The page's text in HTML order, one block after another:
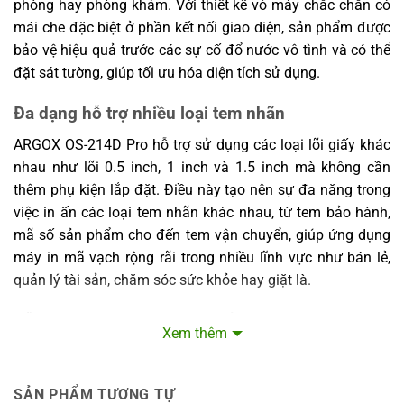
phòng hay phòng khám. Với thiết kế vỏ máy chắc chắn có
mái che đặc biệt ở phần kết nối giao diện, sản phẩm được
bảo vệ hiệu quả trước các sự cố đổ nước vô tình và có thể
đặt sát tường, giúp tối ưu hóa diện tích sử dụng.
Đa dạng hỗ trợ nhiều loại tem nhãn
ARGOX OS-214D Pro hỗ trợ sử dụng các loại lõi giấy khác
nhau như lõi 0.5 inch, 1 inch và 1.5 inch mà không cần
thêm phụ kiện lắp đặt. Điều này tạo nên sự đa năng trong
việc in ấn các loại tem nhãn khác nhau, từ tem bảo hành,
mã số sản phẩm cho đến tem vận chuyển, giúp ứng dụng
máy in mã vạch rộng rãi trong nhiều lĩnh vực như bán lẻ,
quản lý tài sản, chăm sóc sức khỏe hay giặt là.
gian lắp đặt và vận hành. Hơn nữa, hệ điều hành và cách
Xem thêm
SẢN PHẨM TƯƠNG TỰ